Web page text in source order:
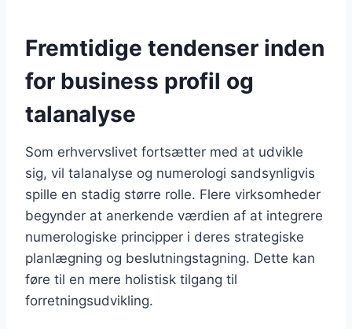
Fremtidige tendenser inden
for business profil og
talanalyse
Som erhvervslivet fortsætter med at udvikle
sig, vil talanalyse og numerologi sandsynligvis
spille en stadig større rolle. Flere virksomheder
begynder at anerkende værdien af at integrere
numerologiske principper i deres strategiske
planlægning og beslutningstagning. Dette kan
føre til en mere holistisk tilgang til
forretningsudvikling.